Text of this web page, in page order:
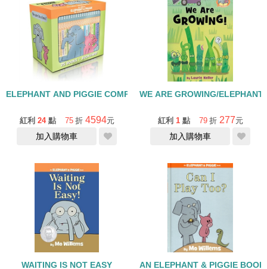
ELEPHANT AND PIGGIE COMPLETE COLLECTION /合輯
紅利 24 點 75 折 4594元
加入購物車
WE ARE GROWING/
紅利 1 點 79 折 277元
加入購物車
WAITING IS NOT EASY AN ELEPHANT & PIGGIE